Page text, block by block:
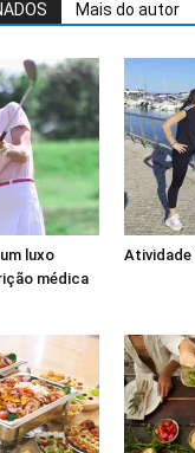
Mais do autor
luxo
médica